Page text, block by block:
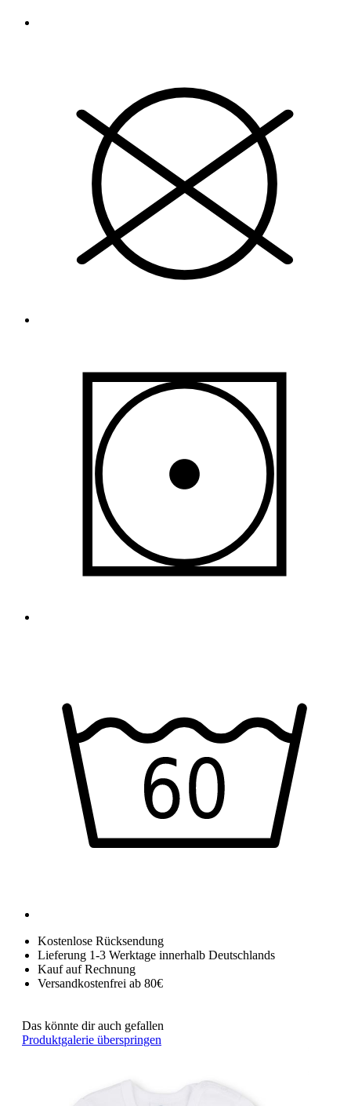
Kostenlose Rücksendung
Lieferung 1-3 Werktage innerhalb Deutschlands
Kauf auf Rechnung
Versandkostenfrei ab 80€
Das könnte dir auch gefallen
Produktgalerie überspringen